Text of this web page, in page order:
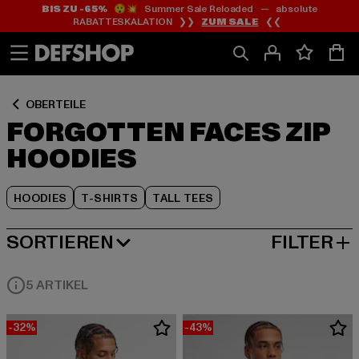
Zum
Inhalt
springen
Zum
Fußzeile
springen
BIS ZU -65%😲💥 Summer Sale Reloaded — absolute
RABATTESKALATION ❯❯ ZUM SALE ❮❮
OBERTEILE
FORGOTTEN FACES ZIP
HOODIES
HOODIES T-SHIRTS TALL TEES
Zum
Produktraster
springen
SORTIEREN
BELIEBTESTE FILTER
5 ARTIKEL
-32% -43%